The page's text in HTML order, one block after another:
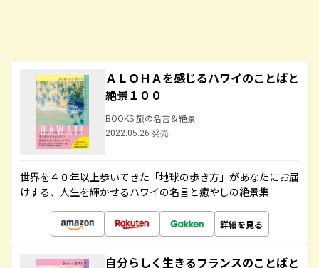
ＡＬＯＨＡを感じるハワイのことばと
絶景１００
BOOKS 旅の名言＆絶景
2022.05.26 発売
世界を４０年以上歩いてきた「地球の歩き方」があなたにお届
けする、人生を輝かせるハワイの名言と癒やしの絶景集
詳細を見る
自分らしく生きるフランスのことばと